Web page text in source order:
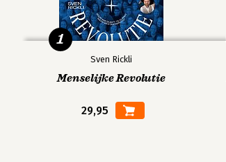
Sven Rickli
Menselijke Revolutie
29,95
1